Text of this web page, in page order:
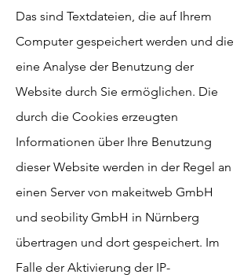
Das sind Textdateien, die auf Ihrem
Computer gespeichert werden und die
eine Analyse der Benutzung der
Website durch Sie ermöglichen. Die
durch die Cookies erzeugten
Informationen über Ihre Benutzung
dieser Website werden in der Regel an
einen Server von makeitweb GmbH
und seobility GmbH in Nürnberg
übertragen und dort gespeichert. Im
Falle der Aktivierung der IP-